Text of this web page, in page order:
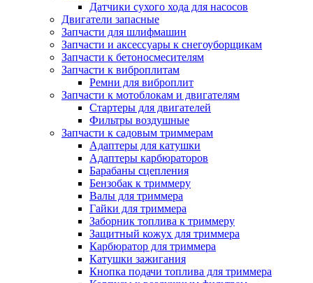
Датчики сухого хода для насосов
Двигатели запасные
Запчасти для шлифмашин
Запчасти и аксессуары к снегоуборщикам
Запчасти к бетоносмесителям
Запчасти к виброплитам
Ремни для виброплит
Запчасти к мотоблокам и двигателям
Стартеры для двигателей
Фильтры воздушные
Запчасти к садовым триммерам
Адаптеры для катушки
Адаптеры карбюраторов
Барабаны сцепления
Бензобак к триммеру
Валы для триммера
Гайки для триммера
Заборник топлива к триммеру
Защитный кожух для триммера
Карбюратор для триммера
Катушки зажигания
Кнопка подачи топлива для триммера